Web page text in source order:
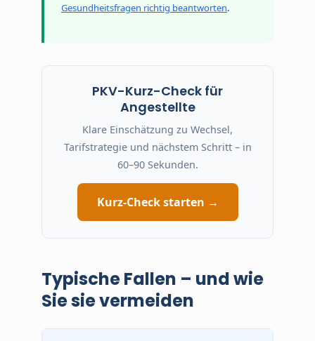
Gesundheitsfragen richtig beantworten.
PKV-Kurz-Check für
Angestellte
Klare Einschätzung zu Wechsel,
Tarifstrategie und nächstem Schritt – in
60–90 Sekunden.
Kurz-Check starten →
Typische Fallen – und wie
Sie sie vermeiden